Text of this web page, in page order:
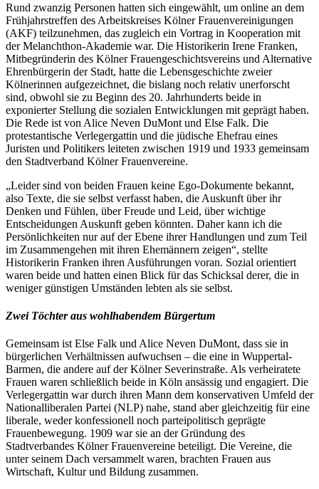
Rund zwanzig Personen hatten sich eingewählt, um online an dem
Frühjahrstreffen des Arbeitskreises Kölner Frauenvereinigungen
(AKF) teilzunehmen, das zugleich ein Vortrag in Kooperation mit
der Melanchthon-Akademie war. Die Historikerin Irene Franken,
Mitbegründerin des Kölner Frauengeschichtsvereins und Alternative
Ehrenbürgerin der Stadt, hatte die Lebensgeschichte zweier
Kölnerinnen aufgezeichnet, die bislang noch relativ unerforscht
sind, obwohl sie zu Beginn des 20. Jahrhunderts beide in
exponierter Stellung die sozialen Entwicklungen mit geprägt haben.
Die Rede ist von Alice Neven DuMont und Else Falk. Die
protestantische Verlegergattin und die jüdische Ehefrau eines
Juristen und Politikers leiteten zwischen 1919 und 1933 gemeinsam
den Stadtverband Kölner Frauenvereine.
„Leider sind von beiden Frauen keine Ego-Dokumente bekannt,
also Texte, die sie selbst verfasst haben, die Auskunft über ihr
Denken und Fühlen, über Freude und Leid, über wichtige
Entscheidungen Auskunft geben könnten. Daher kann ich die
Persönlichkeiten nur auf der Ebene ihrer Handlungen und zum Teil
im Zusammengehen mit ihren Ehemännern zeigen“, stellte
Historikerin Franken ihren Ausführungen voran. Sozial orientiert
waren beide und hatten einen Blick für das Schicksal derer, die in
weniger günstigen Umständen lebten als sie selbst.
Zwei Töchter aus wohlhabendem Bürgertum
Gemeinsam ist Else Falk und Alice Neven DuMont, dass sie in
bürgerlichen Verhältnissen aufwuchsen – die eine in Wuppertal-
Barmen, die andere auf der Kölner Severinstraße. Als verheiratete
Frauen waren schließlich beide in Köln ansässig und engagiert. Die
Verlegergattin war durch ihren Mann dem konservativen Umfeld der
Nationalliberalen Partei (NLP) nahe, stand aber gleichzeitig für eine
liberale, weder konfessionell noch parteipolitisch geprägte
Frauenbewegung. 1909 war sie an der Gründung des
Stadtverbandes Kölner Frauenvereine beteiligt. Die Vereine, die
unter seinem Dach versammelt waren, brachten Frauen aus
Wirtschaft, Kultur und Bildung zusammen.